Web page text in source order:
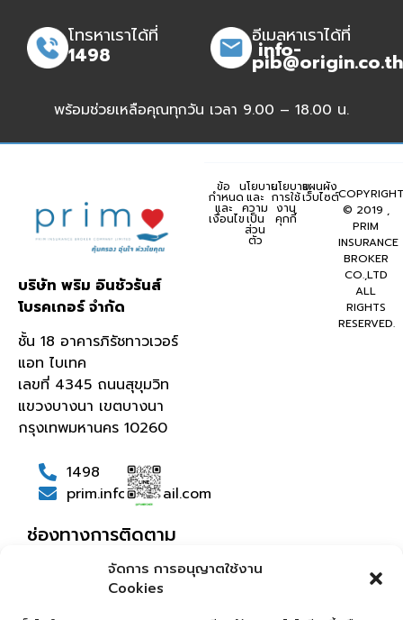
จัดการ การอนุญาตใช้งาน
Cookies
โทรหาเราได้ที่
1498
อีเมลหาเราได้ที่
info-
pib@origin.co.th
พร้อมช่วยเหลือคุณทุกวัน เวลา 9.00 – 18.00 น.
บริษัท พริม อินชัวรันส์
โบรคเกอร์ จำกัด
ชั้น 18 อาคารภิรัชทาวเวอร์
แอท ไบเทค
เลขที่ 4345 ถนนสุขุมวิท
แขวงบางนา เขตบางนา
กรุงเทพมหานคร 10260
1498
prim.info@gmail.com
ช่องทางการติดตาม
กับเรา
บริการ บทความ
COPYRIGHT
© 2019 ,
PRIM
INSURANCE
BROKER
CO.,LTD
ALL
RIGHTS
RESERVED.
ข้อ
กำหนด
และ
เงื่อนไข
นโยบาย
และ
ความ
เป็น
ส่วน
ตัว
นโยบาย
การใช้
งาน
คุกกี้
แผนผัง
เว็บไซต์